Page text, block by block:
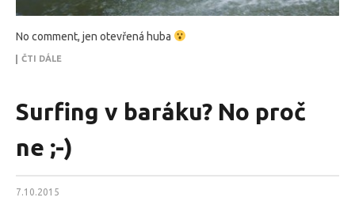
No comment, jen otevřená huba
ČTI DÁLE
Surfing v baráku? No proč
ne ;-)
7.10.2015